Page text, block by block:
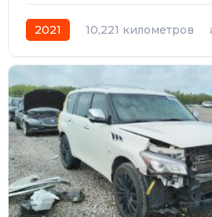
2021 10,221 километров